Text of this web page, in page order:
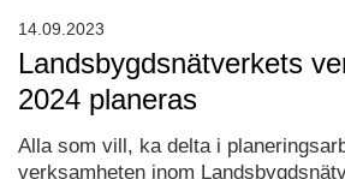
Landsbygdsnätverkets
2024 planeras
Alla som vill, ka delta i
verksamheten inom
14.09.2023